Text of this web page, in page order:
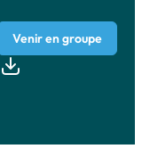
Venir en groupe